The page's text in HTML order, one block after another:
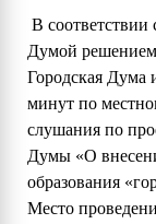
В соответствии
Думой
Городская Дума
минут по
слушания по
Думы «О
образования
Место